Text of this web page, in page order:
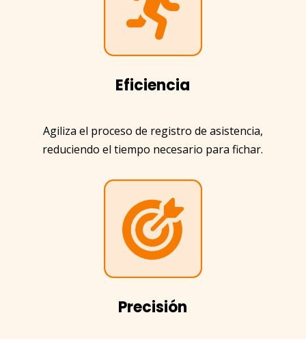
Eficiencia
Agiliza el proceso de registro de asistencia,
reduciendo el tiempo necesario para fichar.
Precisión